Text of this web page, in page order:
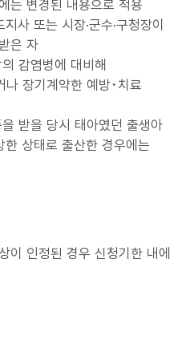
는 변경된 내용으로 적용
사 또는 시장·군수·구청장이
은 자
감염병에 대비해
나 장기계약한 예방･치료
받을 당시 태아였던 출생아
상태로 출산한 경우에는
이 인정된 경우 신청기한 내에